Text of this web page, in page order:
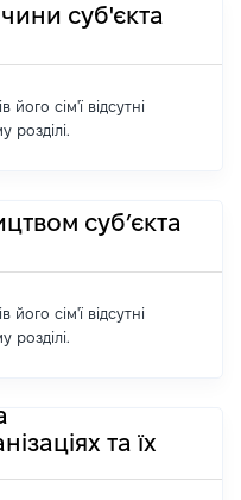
суб'єкта
сім'ї відсутні
розділі.
суб’єкта
сім'ї відсутні
розділі.
та їх